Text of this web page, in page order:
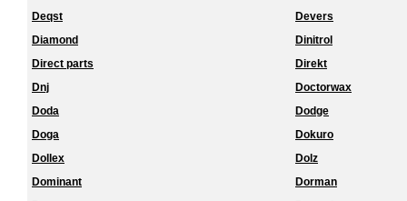
Deqst
Devers
Diamond
Dinitrol
Direct parts
Direkt
Dnj
Doctorwax
Doda
Dodge
Doga
Dokuro
Dollex
Dolz
Dominant
Dorman